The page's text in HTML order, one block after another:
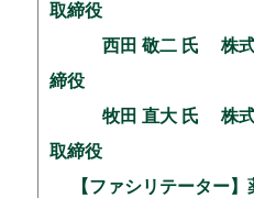
取締役
西田 敬二 氏 株式会
締役
牧田 直大 氏 株式会
取締役
【ファシリテーター】